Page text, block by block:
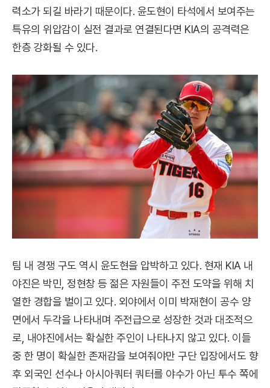
력소가 되길 바라기 때문이다. 윤도현이 타석에서 보여주는
특유의 위압감이 실전 결과로 연결된다면 KIA의 공격력은
한층 강화될 수 있다.
팀 내 경쟁 구도 역시 윤도현을 압박하고 있다. 현재 KIA 내
야진은 박민, 정현창 등 젊은 자원들이 주전 도약을 위해 치
열한 경합을 벌이고 있다. 외야에서 이미 박재현이 공수 양
면에서 두각을 나타내며 주전급으로 성장한 것과 대조적으
로, 내야진에서는 확실한 주인이 나타나지 않고 있다. 이들
중 한 명이 확실한 존재감을 보여줘야만 구단 입장에서도 향
후 외국인 선수나 아시아쿼터 쿼터를 야수가 아닌 투수 쪽에